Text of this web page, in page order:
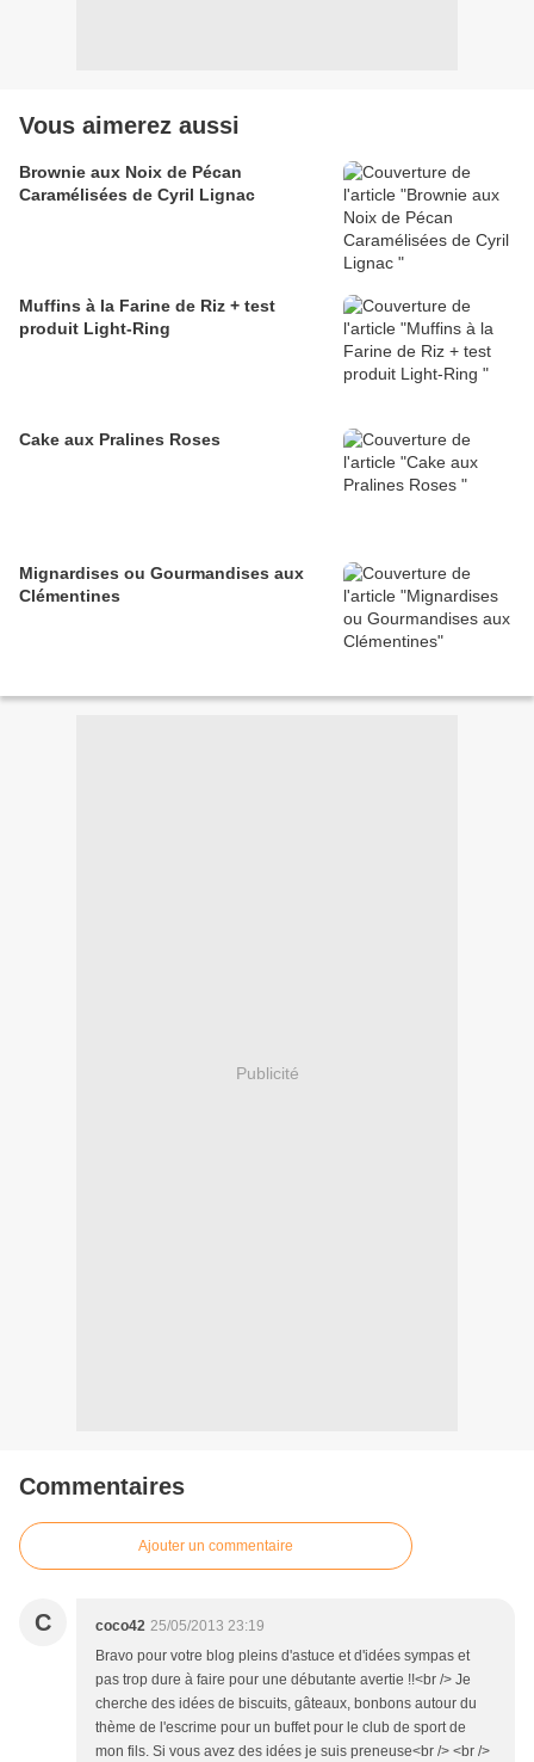
Vous aimerez aussi
Brownie aux Noix de Pécan
Caramélisées de Cyril Lignac
Muffins à la Farine de Riz + test
produit Light-Ring
Cake aux Pralines Roses
Mignardises ou Gourmandises aux
Clémentines
Publicité
Commentaires
Ajouter un commentaire
C coco42 25/05/2013 23:19
Bravo pour votre blog pleins d'astuce et d'idées sympas et
pas trop dure à faire pour une débutante avertie !!<br /> Je
cherche des idées de biscuits, gâteaux, bonbons autour du
thème de l'escrime pour un buffet pour le club de sport de
mon fils. Si vous avez des idées je suis preneuse<br /> <br />